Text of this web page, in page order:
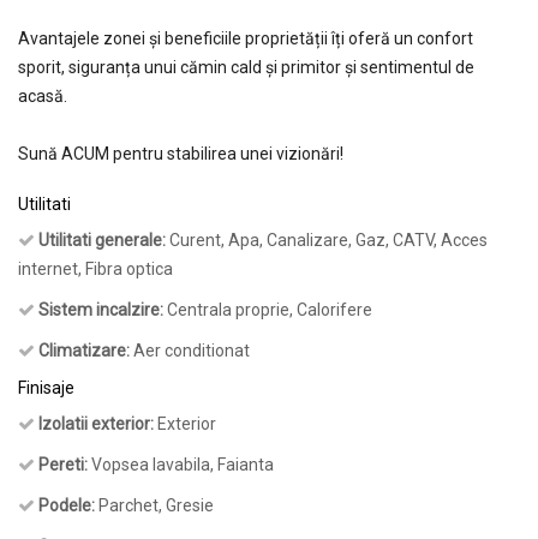
Avantajele zonei și beneficiile proprietății îți oferă un confort
sporit, siguranța unui cămin cald și primitor și sentimentul de
acasă.
Sună ACUM pentru stabilirea unei vizionări!
Utilitati
Utilitati generale:Curent, Apa, Canalizare, Gaz, CATV, Acces
internet, Fibra optica
Sistem incalzire:Centrala proprie, Calorifere
Climatizare:Aer conditionat
Finisaje
Izolatii exterior:Exterior
Pereti:Vopsea lavabila, Faianta
Podele:Parchet, Gresie